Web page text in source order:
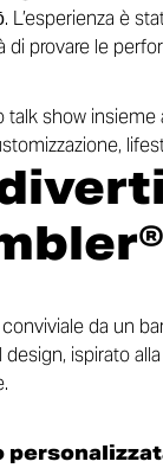
è
provare le
show insieme
da un
ispirato